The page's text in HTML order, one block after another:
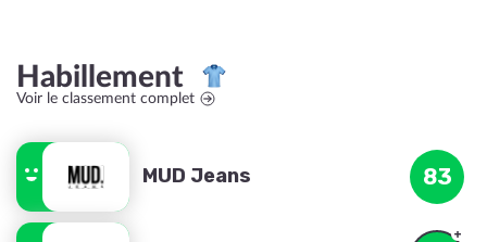
Habillement
Voir le classement complet
MUD Jeans 83